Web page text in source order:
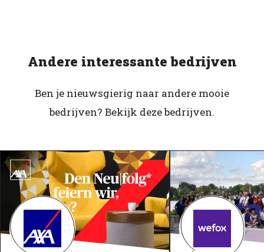
Andere interessante bedrijven
Ben je nieuwsgierig naar andere mooie
bedrijven? Bekijk deze bedrijven.